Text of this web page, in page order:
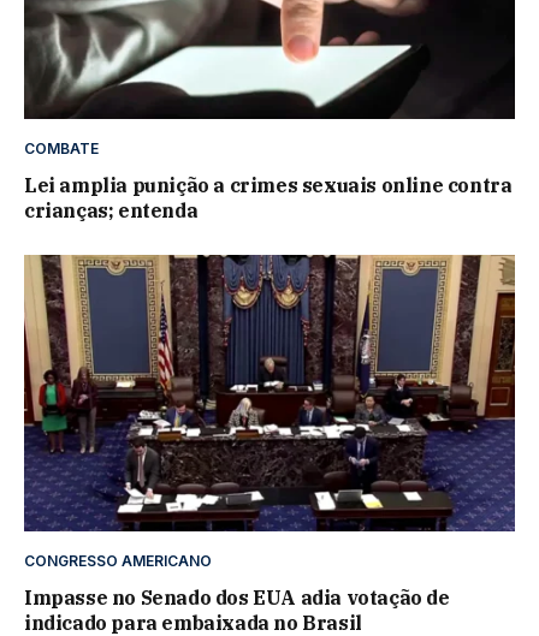
COMBATE
Lei amplia punição a crimes sexuais online contra
crianças; entenda
CONGRESSO AMERICANO
Impasse no Senado dos EUA adia votação de
indicado para embaixada no Brasil